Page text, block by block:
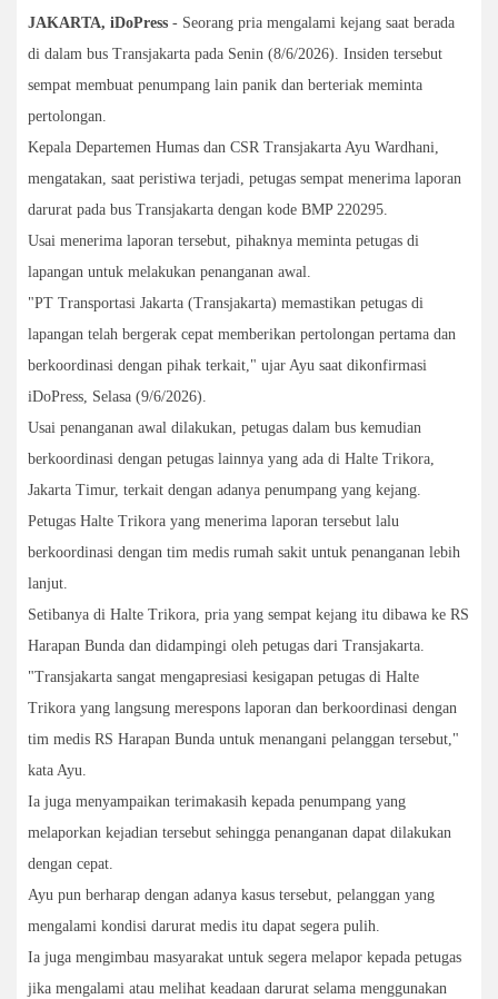
JAKARTA, iDoPress - Seorang pria mengalami kejang saat berada
di dalam bus Transjakarta pada Senin (8/6/2026). Insiden tersebut
sempat membuat penumpang lain panik dan berteriak meminta
pertolongan.
Kepala Departemen Humas dan CSR Transjakarta Ayu Wardhani,
mengatakan, saat peristiwa terjadi, petugas sempat menerima laporan
darurat pada bus Transjakarta dengan kode BMP 220295.
Usai menerima laporan tersebut, pihaknya meminta petugas di
lapangan untuk melakukan penanganan awal.
"PT Transportasi Jakarta (Transjakarta) memastikan petugas di
lapangan telah bergerak cepat memberikan pertolongan pertama dan
berkoordinasi dengan pihak terkait," ujar Ayu saat dikonfirmasi
iDoPress, Selasa (9/6/2026).
Usai penanganan awal dilakukan, petugas dalam bus kemudian
berkoordinasi dengan petugas lainnya yang ada di Halte Trikora,
Jakarta Timur, terkait dengan adanya penumpang yang kejang.
Petugas Halte Trikora yang menerima laporan tersebut lalu
berkoordinasi dengan tim medis rumah sakit untuk penanganan lebih
lanjut.
Setibanya di Halte Trikora, pria yang sempat kejang itu dibawa ke RS
Harapan Bunda dan didampingi oleh petugas dari Transjakarta.
"Transjakarta sangat mengapresiasi kesigapan petugas di Halte
Trikora yang langsung merespons laporan dan berkoordinasi dengan
tim medis RS Harapan Bunda untuk menangani pelanggan tersebut,"
kata Ayu.
Ia juga menyampaikan terimakasih kepada penumpang yang
melaporkan kejadian tersebut sehingga penanganan dapat dilakukan
dengan cepat.
Ayu pun berharap dengan adanya kasus tersebut, pelanggan yang
mengalami kondisi darurat medis itu dapat segera pulih.
Ia juga mengimbau masyarakat untuk segera melapor kepada petugas
jika mengalami atau melihat keadaan darurat selama menggunakan